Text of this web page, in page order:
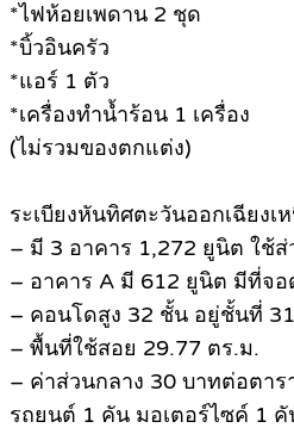
*ไฟห้อยเพดาน 2 ชุด
*บิ้วอินครัว
*แอร์ 1 ตัว
*เครื่องทำน้ำร้อน 1 เครื่อง
(ไม่รวมของตกแต่ง)
ระเบียงหันทิศตะวันออกเฉียงเ
– มี 3 อาคาร 1,272 ยูนิต ใช้
– อาคาร A มี 612 ยูนิต มีที่จอ
– คอนโดสูง 32 ชั้น อยู่ชั้นที่ 31
– พื้นที่ใช้สอย 29.77 ตร.ม.
– ค่าส่วนกลาง 30 บาทต่อตาร
รถยนต์ 1 คัน มอเตอร์ไซค์ 1 คั